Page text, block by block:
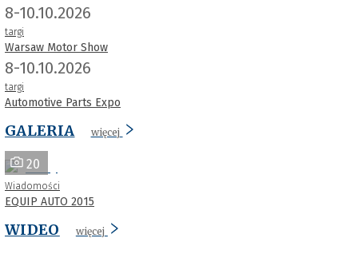
8-10.10.2026
targi
Warsaw Motor Show
8-10.10.2026
targi
Automotive Parts Expo
GALERIA więcej
20
Wiadomości
EQUIP AUTO 2015
WIDEO więcej